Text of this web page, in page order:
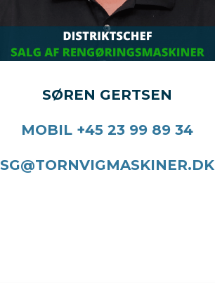
SØREN GERTSEN
MOBIL +45 23 99 89 34
SG@TORNVIGMASKINER.DK